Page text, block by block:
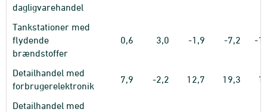
dagligvarehandel
Tankstationer med
flydende
brændstoffer
0,6 3,0 -1,9 -7,2 -
Detailhandel med
forbrugerelektronik
7,9 -2,2 12,7 19,3
Detailhandel med